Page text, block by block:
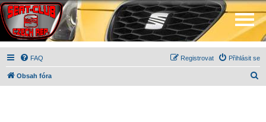
FAQ Přihlásit se
Registrovat
Obsah fóra